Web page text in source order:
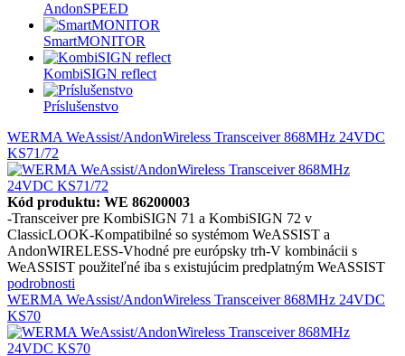
AndonSPEED
SmartMONITOR
KombiSIGN reflect
Príslušenstvo
WERMA WeAssist/AndonWireless Transceiver 868MHz 24VDC
KS71/72
Kód produktu: WE 86200003
-Transceiver pre KombiSIGN 71 a KombiSIGN 72 v
ClassicLOOK-Kompatibilné so systémom WeASSIST a
AndonWIRELESS-Vhodné pre európsky trh-V kombinácii s
WeASSIST použiteľné iba s existujúcim predplatným WeASSIST
podrobnosti
WERMA WeAssist/AndonWireless Transceiver 868MHz 24VDC
KS70